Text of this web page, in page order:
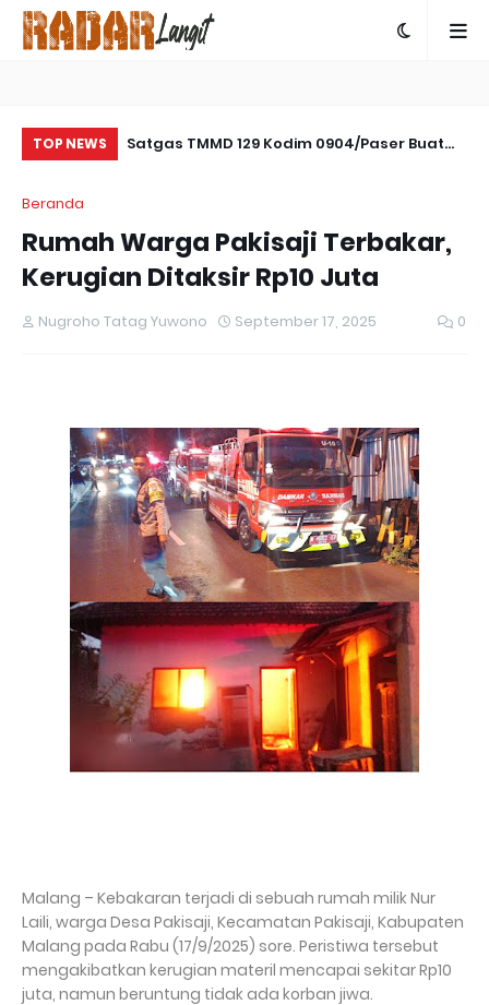
TOP NEWS
Satgas TMMD 129 Kodim 0904/Paser Buat
Beranda
Rumah Warga Pakisaji Terbakar,
Kerugian Ditaksir Rp10 Juta
Nugroho Tatag Yuwono September 17, 2025 0
Malang – Kebakaran terjadi di sebuah rumah milik Nur
Laili, warga Desa Pakisaji, Kecamatan Pakisaji, Kabupaten
Malang pada Rabu (17/9/2025) sore. Peristiwa tersebut
mengakibatkan kerugian materil mencapai sekitar Rp10
juta, namun beruntung tidak ada korban jiwa.